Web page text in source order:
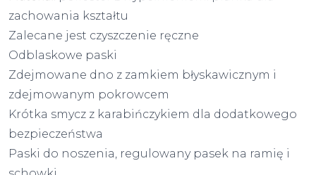
zachowania kształtu
Zalecane jest czyszczenie ręczne
Odblaskowe paski
Zdejmowane dno z zamkiem błyskawicznym i
zdejmowanym pokrowcem
Krótka smycz z karabińczykiem dla dodatkowego
bezpieczeństwa
Paski do noszenia, regulowany pasek na ramię i